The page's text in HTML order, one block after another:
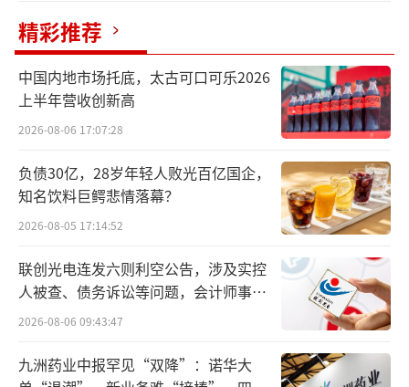
在业内看来，千禾味业今年增势放缓，主
要是因为去年行业添加剂事件影响致其基数较
高。在今年一季度业绩说明会上，千禾味业董
事长伍超群也表示，公司去年一季度业绩基数
较高。随着“添加剂”事件带来的短期红利消
退，千禾味业业绩增速放缓。
千禾味业在财报中表示，“下半年的经营
计划是坚定不移地守好千禾产品品质护城河，
练好基础研究基本功，高度注重细节，不断优
化提升产品健康美味指标。深入市场了解市场
需求，深度梳理产品体系，更加精准匹配产品
与营销场景；适时推出新产品，快速满足用户
精彩推荐
中国内地市场托底，太古可口可乐2026
上半年营收创新高
2026-08-06 17:07:28
负债30亿，28岁年轻人败光百亿国企，
知名饮料巨鳄悲情落幕？
2026-08-05 17:14:52
联创光电连发六则利空公告，涉及实控
人被查、债务诉讼等问题，会计师事务
所曾出具“保留意见”
2026-08-06 09:43:47
九洲药业中报罕见“双降”：诺华大